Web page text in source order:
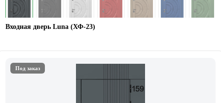
Входная дверь Luna (ХФ-23)
Под заказ